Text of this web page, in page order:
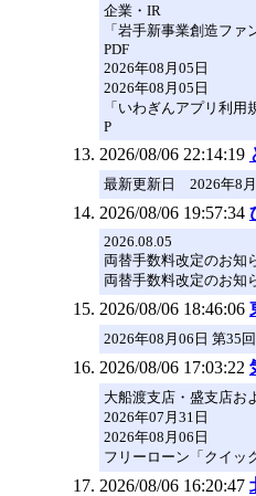
企業・IR
「岩手新事業創造ファ
PDF
2026年08月05日
2026年08月05日
「いわぎんアプリ利用
P
2026/08/06 22:14:19
最新更新日 2026年8月
2026/08/06 19:57:34
2026.08.05
両替手数料改定のお知
両替手数料改定のお知
2026/08/06 18:46:06
2026年08月06日 第35
2026/08/06 17:03:22
大船渡支店・盛支店お
2026年07月31日
2026年08月06日
フリーローン「クイッ
2026/08/06 16:20:47